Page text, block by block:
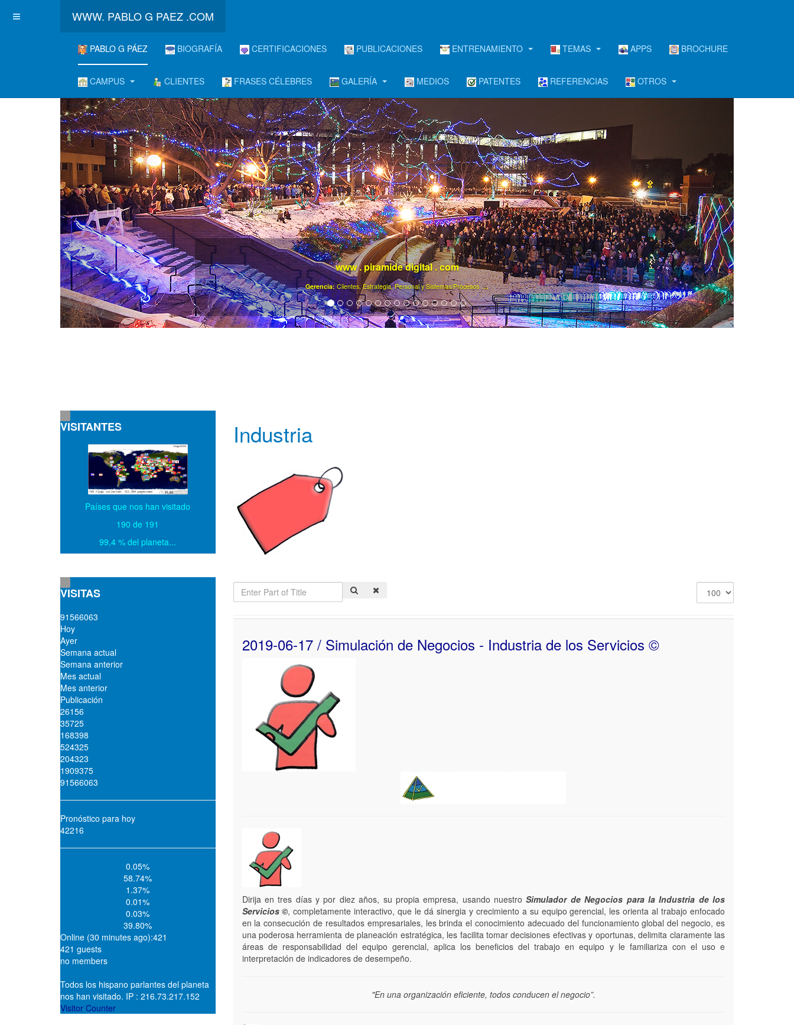
WWW. PABLO G PAEZ .COM
PABLO G PÁEZ BIOGRAFÍA CERTIFICACIONES PUBLICACIONES ENTRENAMIENTO TEMAS APPS BROCHURE
CAMPUS CLIENTES FRASES CÉLEBRES GALERÍA MEDIOS PATENTES REFERENCIAS OTROS
www . piramide digital . com
Gerencia: Clientes, Estrategia, Personal y Sistemas/Procesos...
Industria
Enter
Part
Display
#
2019-06-17 / Simulación de Negocios - Industria de los Servicios ©
Dirija en tres días y por diez años, su propia empresa, usando nuestroSimulador de Negocios para la Industria de los
Servicios ©, completamente interactivo, que le dá sinergia y crecimiento a su equipo gerencial, les orienta al trabajo enfocado
en la consecución de resultados empresariales, les brinda el conocimiento adecuado del funcionamiento global del negocio, es
una poderosa herramienta de planeación estratégica, les facilita tomar decisiones efectivas y oportunas, delimita claramente las
áreas de responsabilidad del equipo gerencial, aplica los beneficios del trabajo en equipo y le familiariza con el uso e
interpretación de indicadores de desempeño.
"En una organización eficiente, todos conducen el negocio”.
VISITANTES
Países que nos han visitado
190 de 191
99,4 % del planeta...
VISITAS
91566063
Hoy
Ayer
Semana actual
Semana anterior
Mes actual
Mes anterior
Publicación
26156
35725
168398
524325
204323
1909375
91566063
Pronóstico para hoy
42216
0.05%
58.74%
1.37%
0.01%
0.03%
39.80%
Online (30 minutes ago):421
421 guests
no members
Todos los hispano parlantes del planeta
nos han visitado. IP : 216.73.217.152
Visitor Counter